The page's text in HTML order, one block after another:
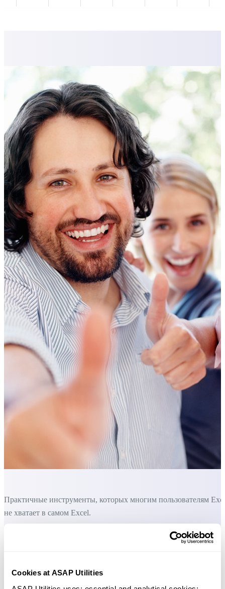
Cookies at ASAP Utilities
Практичные инструменты, которых многим пользователям
не хватает в самом Excel.
Экономьте время в Excel. Это просто.